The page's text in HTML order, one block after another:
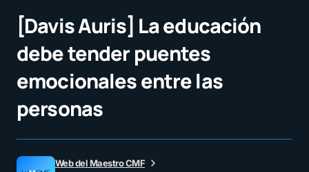
[Davis Auris] La educación
debe tender puentes
emocionales entre las
personas
Web del Maestro CMF